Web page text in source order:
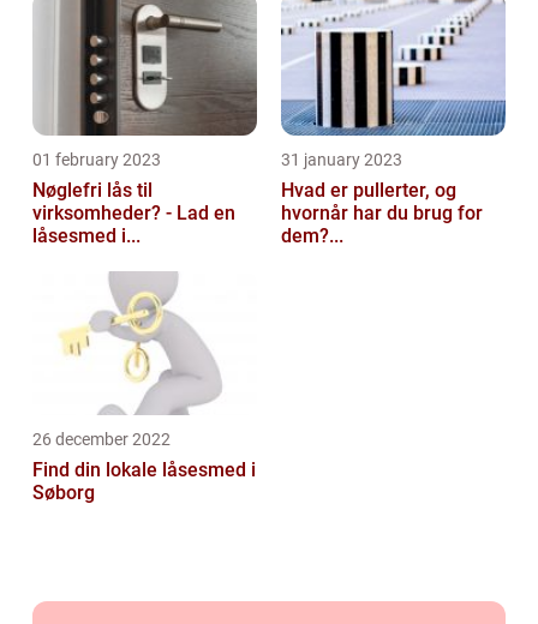
01 february 2023
Nøglefri lås til
virksomheder? - Lad en
låsesmed i...
31 january 2023
Hvad er pullerter, og
hvornår har du brug for
dem?...
26 december 2022
Find din lokale låsesmed i
Søborg